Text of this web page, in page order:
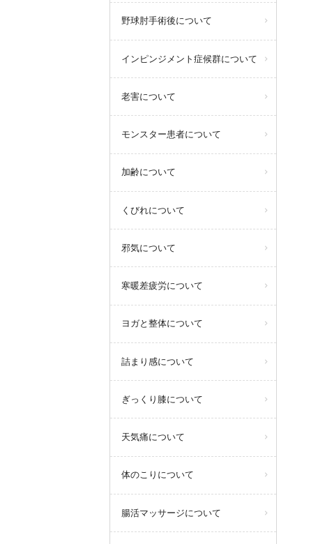
野球肘手術後について
インピンジメント症候群について
老害について
モンスター患者について
加齢について
くびれについて
邪気について
寒暖差疲労について
ヨガと整体について
詰まり感について
ぎっくり膝について
天気痛について
体のこりについて
腸活マッサージについて